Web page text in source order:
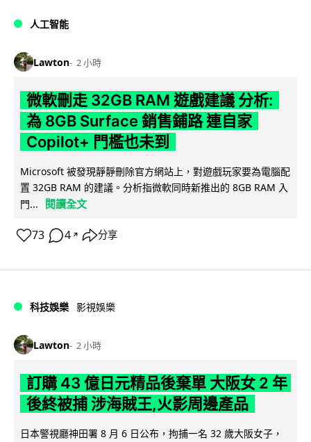
人工智能
Lawton 2 小時
微軟刪走 32GB RAM 遊戲建議 分析:
為 8GB Surface 銷售鋪路 連自家
Copilot+ 門檻也未到
Microsoft 被發現靜靜刪除官方網站上，對遊戲玩家要為電腦配
置 32GB RAM 的建議。分析指微軟同時新推出的 8GB RAM 入
門...
閱讀全文
73 4 ↗ 分享
科技娛樂 影視娛樂
Lawton 2 小時
訂購 43 億日元精品後棄單 大阪女 2 年
後終被捕 涉海賊王,火影周邊產品
日本警視廳神田署 8 月 6 日公布，拘捕一名 32 歲大阪女子，